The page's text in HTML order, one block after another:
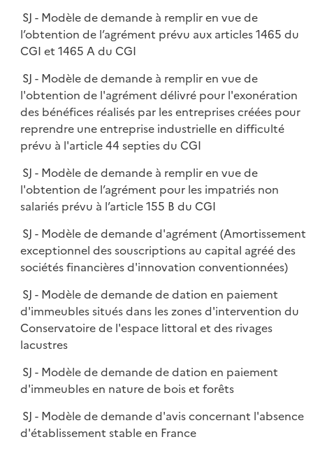
SJ - Modèle de demande à remplir en vue de
l’obtention de l’agrément prévu aux articles 1465 du
CGI et 1465 A du CGI
SJ - Modèle de demande à remplir en vue de
l'obtention de l'agrément délivré pour l'exonération
des bénéfices réalisés par les entreprises créées pour
reprendre une entreprise industrielle en difficulté
prévu à l'article 44 septies du CGI
SJ - Modèle de demande à remplir en vue de
l'obtention de l’agrément pour les impatriés non
salariés prévu à l’article 155 B du CGI
SJ - Modèle de demande d'agrément (Amortissement
exceptionnel des souscriptions au capital agréé des
sociétés financières d'innovation conventionnées)
SJ - Modèle de demande de dation en paiement
d'immeubles situés dans les zones d'intervention du
Conservatoire de l'espace littoral et des rivages
lacustres
SJ - Modèle de demande de dation en paiement
d'immeubles en nature de bois et forêts
SJ - Modèle de demande d'avis concernant l'absence
d'établissement stable en France